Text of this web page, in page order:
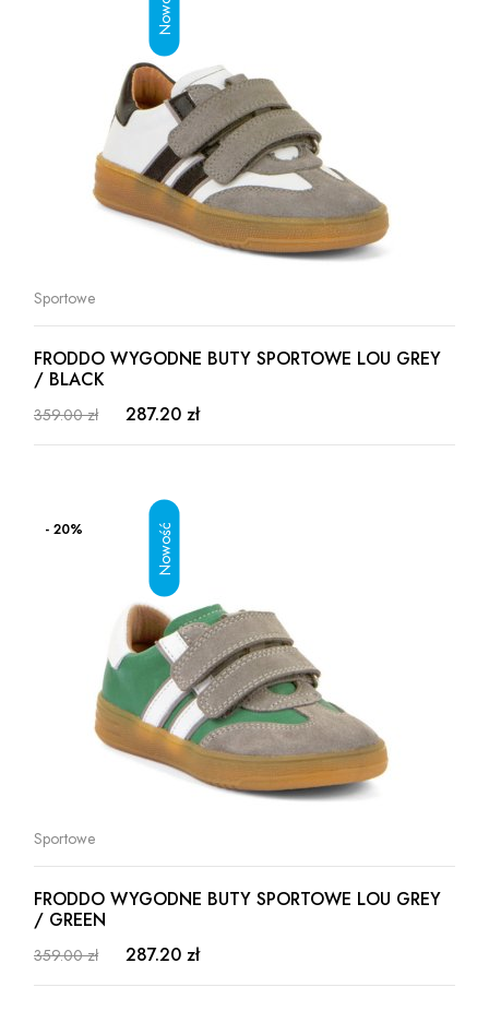
Sportowe
FRODDO WYGODNE BUTY SPORTOWE LOU GREY
/ BLACK
359.00 zł 287.20 zł
- 20%
Sportowe
FRODDO WYGODNE BUTY SPORTOWE LOU GREY
/ GREEN
359.00 zł 287.20 zł